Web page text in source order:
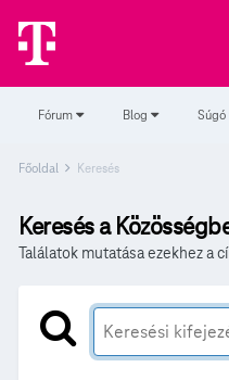
Fórum Blog Súgó
Főoldal Keresés
Keresés a
Találatok mutatása ezekhez a